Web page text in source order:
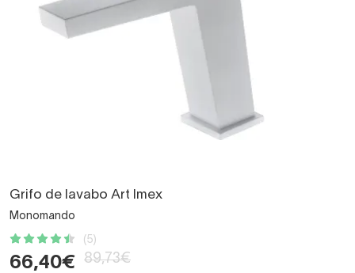
Grifo de lavabo Art Imex
Monomando
(5)
66,40€ 89,73€